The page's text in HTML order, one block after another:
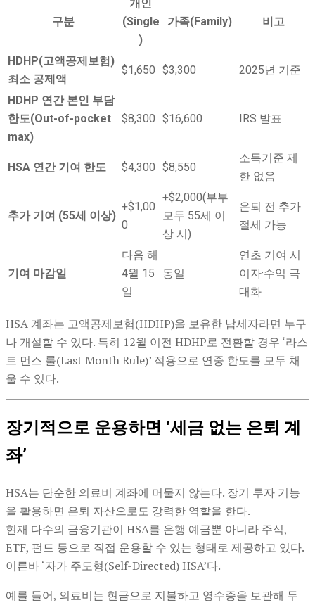
구분
개인
(Single
)
가족(Family) 비고
HDHP(고액공제보험)
최소 공제액
$1,650 $3,300 2025년 기준
HDHP 연간 본인 부담
한도(Out-of-pocket
max)
$8,300 $16,600 IRS 발표
HSA 연간 기여 한도 $4,300 $8,550
소득기준 제
한 없음
추가 기여 (55세 이상)
+$1,00
0
+$2,000(부부
모두 55세 이
상 시)
은퇴 전 추가
절세 가능
기여 마감일
다음 해
4월 15
일
동일
연초 기여 시
이자·수익 극
대화
HSA 계좌는 고액공제보험(HDHP)을 보유한 납세자라면 누구
나 개설할 수 있다. 특히 12월 이전 HDHP로 전환할 경우 ‘라스
트 먼스 룰(Last Month Rule)’ 적용으로 연중 한도를 모두 채
울 수 있다.
장기적으로 운용하면 ‘세금 없는 은퇴 계
좌’
HSA는 단순한 의료비 계좌에 머물지 않는다. 장기 투자 기능
을 활용하면 은퇴 자산으로도 강력한 역할을 한다.
현재 다수의 금융기관이 HSA를 은행 예금뿐 아니라 주식,
ETF, 펀드 등으로 직접 운용할 수 있는 형태로 제공하고 있다.
이른바 ‘자가 주도형(Self-Directed) HSA’다.
예를 들어, 의료비는 현금으로 지불하고 영수증을 보관해 두